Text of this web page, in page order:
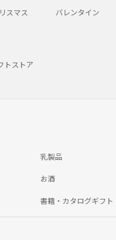
スマス バレンタイン
トストア
乳製品
お酒
書籍・カタログギフト